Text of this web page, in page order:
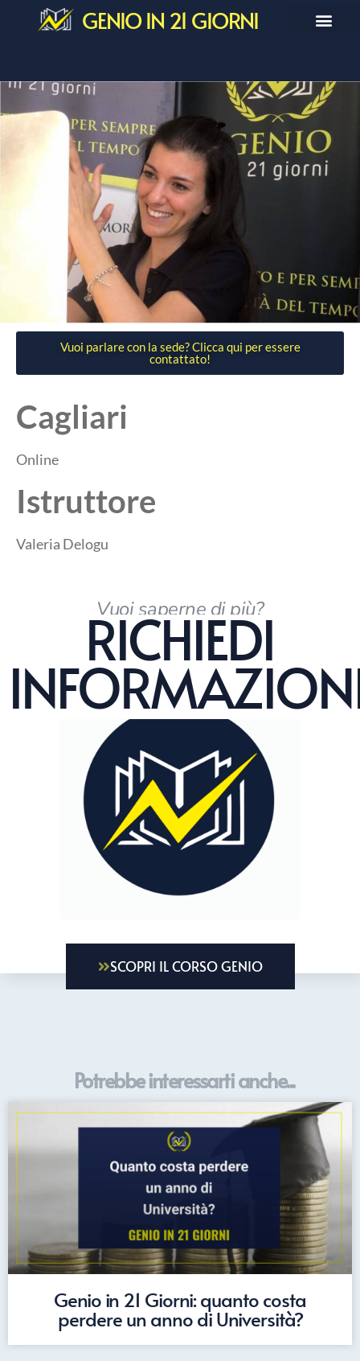
GENIO IN 21 GIORNI
Vuoi parlare con la sede? Clicca qui per essere
contattato!
Cagliari
Online
Istruttore
Valeria Delogu
Vuoi saperne di più?
RICHIEDI
SCOPRI IL CORSO GENIO
Potrebbe interessarti anche...
Genio in 21 Giorni: quanto costa
perdere un anno di Università?